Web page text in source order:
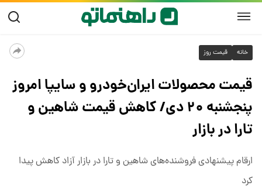
خانه قیمت روز
قیمت محصولات ایران‌خودرو و سایپا امروز
پنجشنبه ۲۰ دی/ کاهش قیمت شاهین و
تارا در بازار
ارقام پیشنهادی فروشنده‌های شاهین و تارا در بازار آزاد کاهش پیدا
کرد